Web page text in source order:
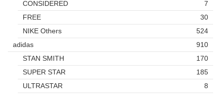
CONSIDERED
7
FREE
30
NIKE Others
524
adidas
910
STAN SMITH
170
SUPER STAR
185
ULTRASTAR
8